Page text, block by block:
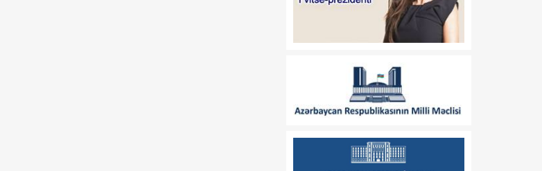
əməli addımlar atır
sonra: Cənubi Qafqazda
sülh gündəliyi ŞƏRH
17:30
Qazaxda 11,7 min hektar
tondan çox məhsul
17:25